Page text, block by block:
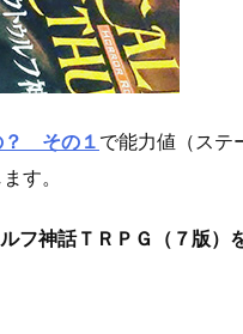
？ その１で能力値（ステ
す。
フ神話ＴＲＰＧ（７版）